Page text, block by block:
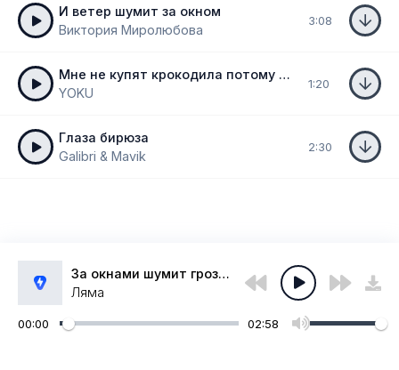
И ветер шумит за окном
Виктория Миролюбова
3:08
Мне не купят крокодила потому что мне нельзя phonk remix
YOKU
1:20
Глаза бирюза
Galibri & Mavik
2:30
За окнами шумит гроза гроза
Ляма
00:00 02:58